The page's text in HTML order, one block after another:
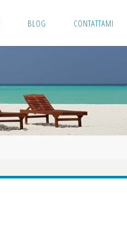
BLOG CONTATTAMI